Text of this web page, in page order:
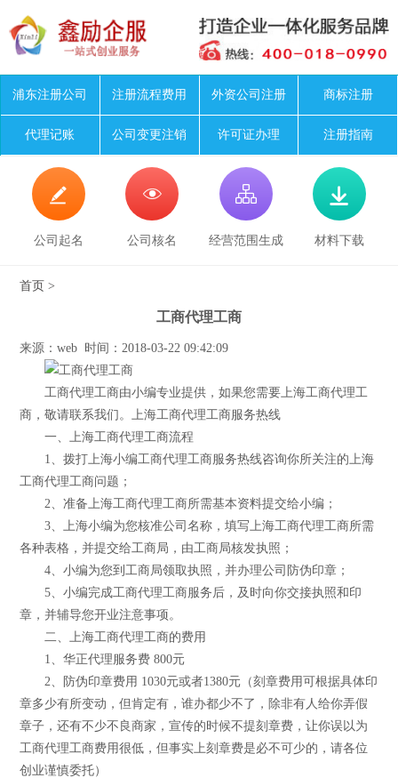
浦东注册公司 注册流程费用 外资公司注册 商标注册
代理记账 公司变更注销 许可证办理 注册指南

公司起名

公司核名

经营范围生成

材料下载
首页 >
工商代理工商
来源：web 时间：2018-03-22 09:42:09
工商代理工商由小编专业提供，如果您需要上海工商代理工
商，敬请联系我们。上海工商代理工商服务热线
一、上海工商代理工商流程
1、拨打上海小编工商代理工商服务热线咨询你所关注的上海
工商代理工商问题；
2、准备上海工商代理工商所需基本资料提交给小编；
3、上海小编为您核准公司名称，填写上海工商代理工商所需
各种表格，并提交给工商局，由工商局核发执照；
4、小编为您到工商局领取执照，并办理公司防伪印章；
5、小编完成工商代理工商服务后，及时向你交接执照和印
章，并辅导您开业注意事项。
二、上海工商代理工商的费用
1、华正代理服务费 800元
2、防伪印章费用 1030元或者1380元（刻章费用可根据具体印
章多少有所变动，但肯定有，谁办都少不了，除非有人给你弄假
章子，还有不少不良商家，宣传的时候不提刻章费，让你误以为
工商代理工商费用很低，但事实上刻章费是必不可少的，请各位
创业谨慎委托）